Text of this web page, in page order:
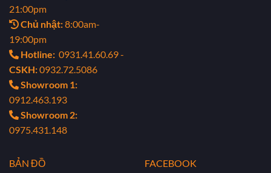
21:00pm
Chủ nhật:8:00am-
19:00pm
Hotline: 0931.41.60.69 -
CSKH:0932.72.5086
Showroom 1:
0912.463.193
Showroom 2:
0975.431.148
BẢN ĐỒ FACEBOOK